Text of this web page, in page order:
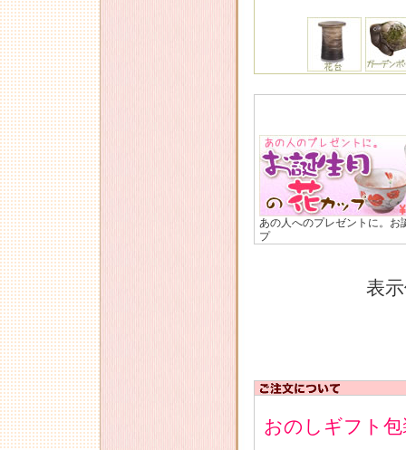
あの人へのプレゼントに。お
プ
表
おのしギフト